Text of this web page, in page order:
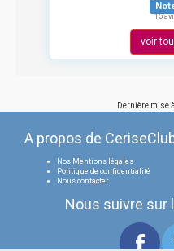
15
voir
Dernière mise
A propos de
Nos Mentions légales
Politique de confidentialité
Nous contacter
Nous suivre sur